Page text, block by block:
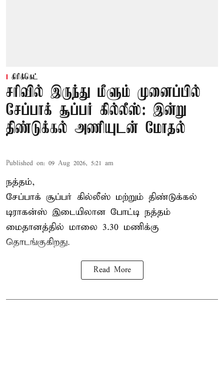
கிரிக்கெட்
சரிவில் இருந்து மீளும் முனைப்பில்
சேப்பாக் சூப்பர் கில்லீஸ்: இன்று
திண்டுக்கல் அணியுடன் மோதல்
Published on: 09 Aug 2026, 5:21 am
நத்தம்,
சேப்பாக் சூப்பர் கில்லீஸ் மற்றும் திண்டுக்கல்
டிராகன்ஸ் இடையிலான போட்டி நத்தம்
மைதானத்தில் மாலை 3.30 மணிக்கு
தொடங்குகிறது.
Read More